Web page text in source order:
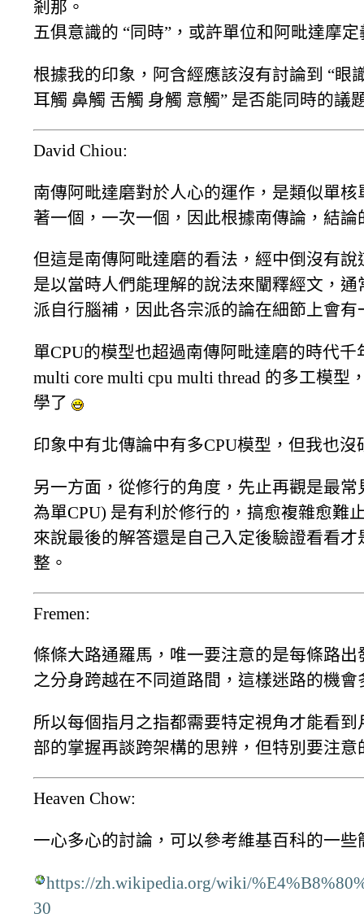
剎那。
五俱意識的 “同時”，或許單位和阿毗達摩
根據我的印象，阿含經應該沒有討論到 “眼
耳觸 鼻觸 舌觸 身觸 意觸” 是否能同時的議
David Chiou:
南傳阿毗達磨對於人心的運作，是類似單
著一個，一次一個，因此根據南傳論，結
但這是南傳阿毗達磨的看法，經中倒沒有
是以當時人們能理解的說法來闡釋經文，
派自行腦補，因此各宗派的論在細節上會有
單CPU的模型也超過南傳阿毗達磨的時代
multi core multi cpu multi thread 的多工模
學了
印象中有北傳論中有多CPU模型，但我也沒
另一方面，從修行的角度，先止再觀是最
為單CPU) 是有利於修行的，搞愈複雜愈難
來說最後的解答還是自己入定後驗證看看
整。
Fremen:
條條大路通羅馬，唯一要注意的是每條路
之分身跨越在不同道路間，這樣迷路的機
所以每個指月之指都需要特定視角才能看
部的掌握再談跨架構的思辨，但特別要注
Heaven Chow:
一心多心的討論，可以參考維基百科的一些
https://zh.wikipedia.org/wiki/
30